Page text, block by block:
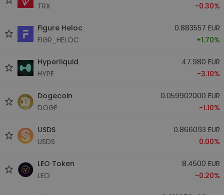
TRX
-0.30%
Figure Heloc
FIGR_HELOC
0.883557 EUR
+1.70%
Hyperliquid
HYPE
47.980 EUR
-3.10%
Dogecoin
DOGE
0.059902000 EUR
-1.10%
USDS
USDS
0.866093 EUR
0.00%
LEO Token
LEO
8.4500 EUR
-0.20%